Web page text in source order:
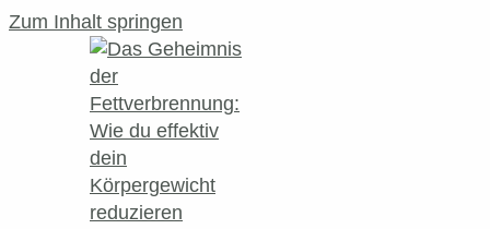
Zum Inhalt springen